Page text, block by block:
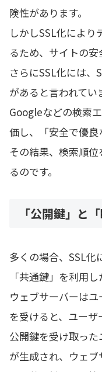
険性があります。
しかしSSL化によ
るため、サイトの安
さらにSSL化には、
があると言われてい
Googleなどの検索
価し、「安全で優良
その結果、検索順
るのです。
「公開鍵」と
多くの場合、SSL化
「共通鍵」を利用
ウェブサーバーは
を受けると、ユーザ
公開鍵を受け取った
が生成され、ウェブ